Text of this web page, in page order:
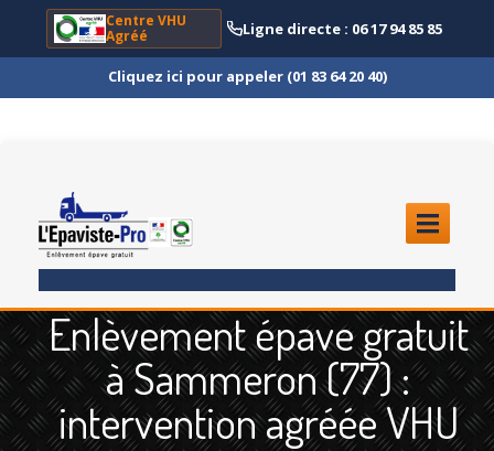
Centre VHU
Agréé
Ligne directe : 06 17 94 85 85
Cliquez ici pour appeler (01 83 64 20 40)
ENLÈVEMENTÉPAVE
Quoi ?
Scooteret Moto
Enlèvement épave gratuit
à Sammeron (77) :
intervention agréée VHU